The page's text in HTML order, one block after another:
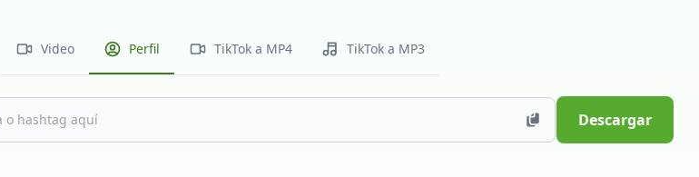
Video Perfil TikTok a MP4 TikTok a MP3
Descargar